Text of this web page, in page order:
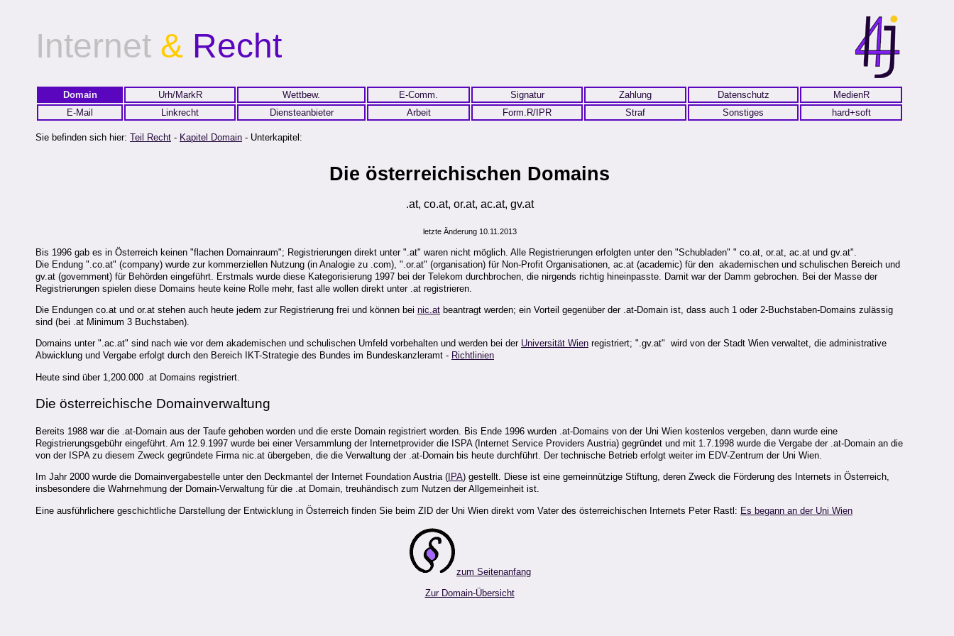
Internet & Recht
Domain Urh/MarkR Wettbew. E-Comm. Signatur Zahlung Datenschutz
MedienR
E-Mail
Linkrecht Diensteanbieter Arbeit Form.R/IPR Straf Sonstiges hard+soft
Sie befinden sich hier: Teil Recht - Kapitel Domain - Unterkapitel:
Die österreichischen Domains
.at, co.at, or.at, ac.at, gv.at
letzte Änderung 10.11.2013
Bis 1996 gab es in Österreich keinen "flachen Domainraum"; Registrierungen direkt unter ".at" waren nicht möglich. Alle Registrierungen erfolgten unter den "Schubladen" " co.at, or.at, ac.at und gv.at".
Die Endung ".co.at" (company) wurde zur kommerziellen Nutzung (in Analogie zu .com), ".or.at" (organisation) für Non-Profit Organisationen, ac.at (academic) für den akademischen und schulischen Bereich und
gv.at (government) für Behörden eingeführt. Erstmals wurde diese Kategorisierung 1997 bei der Telekom durchbrochen, die nirgends richtig hineinpasste. Damit war der Damm gebrochen. Bei der Masse der
Registrierungen spielen diese Domains heute keine Rolle mehr, fast alle wollen direkt unter .at registrieren.
Die Endungen co.at und or.at stehen auch heute jedem zur Registrierung frei und können bei nic.at beantragt werden; ein Vorteil gegenüber der .at-Domain ist, dass auch 1 oder 2-Buchstaben-Domains zulässig
sind (bei .at Minimum 3 Buchstaben).
Domains unter ".ac.at" sind nach wie vor dem akademischen und schulischen Umfeld vorbehalten und werden bei der Universität Wien registriert; ".gv.at" wird von der Stadt Wien verwaltet, die administrative
Abwicklung und Vergabe erfolgt durch den Bereich IKT-Strategie des Bundes im Bundeskanzleramt - Richtlinien
Heute sind über 1,200.000 .at Domains registriert.
Die österreichische Domainverwaltung
Bereits 1988 war die .at-Domain aus der Taufe gehoben worden und die erste Domain registriert worden. Bis Ende 1996 wurden .at-Domains von der Uni Wien kostenlos vergeben, dann wurde eine
Registrierungsgebühr eingeführt. Am 12.9.1997 wurde bei einer Versammlung der Internetprovider die ISPA (Internet Service Providers Austria) gegründet und mit 1.7.1998 wurde die Vergabe der .at-Domain an die
von der ISPA zu diesem Zweck gegründete Firma nic.at übergeben, die die Verwaltung der .at-Domain bis heute durchführt. Der technische Betrieb erfolgt weiter im EDV-Zentrum der Uni Wien.
Im Jahr 2000 wurde die Domainvergabestelle unter den Deckmantel der Internet Foundation Austria ( IPA) gestellt. Diese ist eine gemeinnützige Stiftung, deren Zweck die Förderung des Internets in Österreich,
insbesondere die Wahrnehmung der Domain-Verwaltung für die .at Domain, treuhändisch zum Nutzen der Allgemeinheit ist.
Eine ausführlichere geschichtliche Darstellung der Entwicklung in Österreich finden Sie beim ZID der Uni Wien direkt vom Vater des österreichischen Internets Peter Rastl: Es begann an der Uni Wien
zum Seitenanfang
Zur Domain-Übersicht